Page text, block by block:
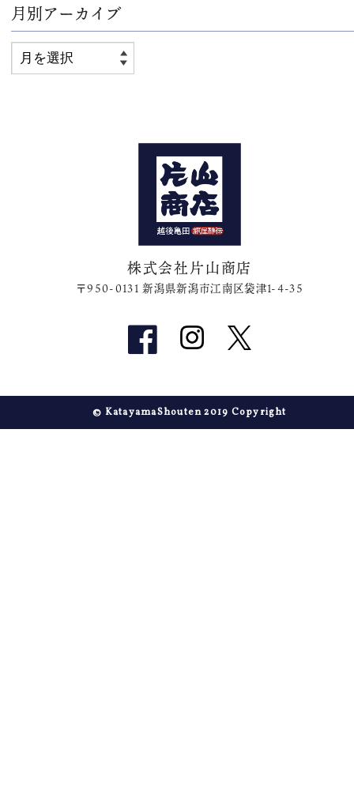
月別アーカイブ
株式会社片山商店
〒950-0131 新潟県新潟市江南区袋津1-4-35
© KatayamaShouten 2019 Copyright